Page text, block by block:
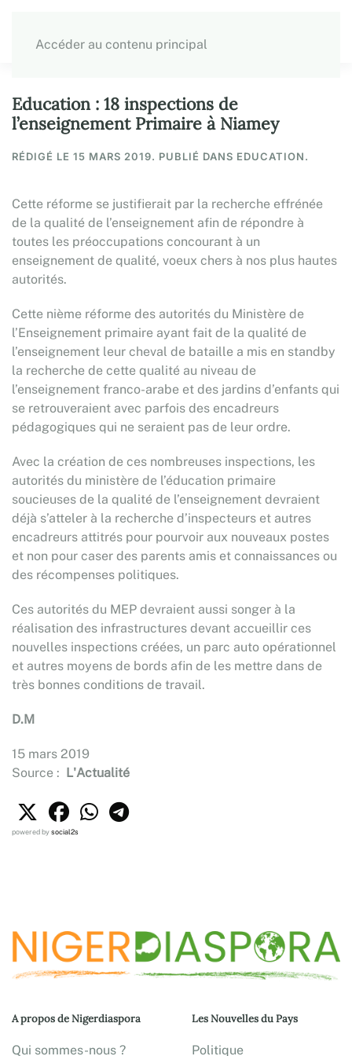
Accéder au contenu principal
Education : 18 inspections de
l’enseignement Primaire à Niamey
RÉDIGÉ LE 15 MARS 2019. PUBLIÉ DANS EDUCATION.
Cette réforme se justifierait par la recherche effrénée
de la qualité de l’enseignement afin de répondre à
toutes les préoccupations concourant à un
enseignement de qualité, voeux chers à nos plus hautes
autorités.
Cette nième réforme des autorités du Ministère de
l’Enseignement primaire ayant fait de la qualité de
l’enseignement leur cheval de bataille a mis en standby
la recherche de cette qualité au niveau de
l’enseignement franco-arabe et des jardins d’enfants qui
se retrouveraient avec parfois des encadreurs
pédagogiques qui ne seraient pas de leur ordre.
Avec la création de ces nombreuses inspections, les
autorités du ministère de l’éducation primaire
soucieuses de la qualité de l’enseignement devraient
déjà s’atteler à la recherche d’inspecteurs et autres
encadreurs attitrés pour pourvoir aux nouveaux postes
et non pour caser des parents amis et connaissances ou
des récompenses politiques.
Ces autorités du MEP devraient aussi songer à la
réalisation des infrastructures devant accueillir ces
nouvelles inspections créées, un parc auto opérationnel
et autres moyens de bords afin de les mettre dans de
très bonnes conditions de travail.
D.M
15 mars 2019
Source : L'Actualité
powered bysocial2s
A propos de Nigerdiaspora
Qui sommes-nous ?
Les Nouvelles du Pays
Politique